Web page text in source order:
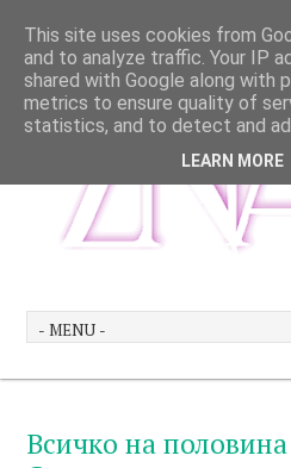
Всичко на
This site uses cookies from
and to analyze traffic. Your IP
shared with Google along with
metrics to ensure quality of
statistics, and to detect and
LEARN MORE